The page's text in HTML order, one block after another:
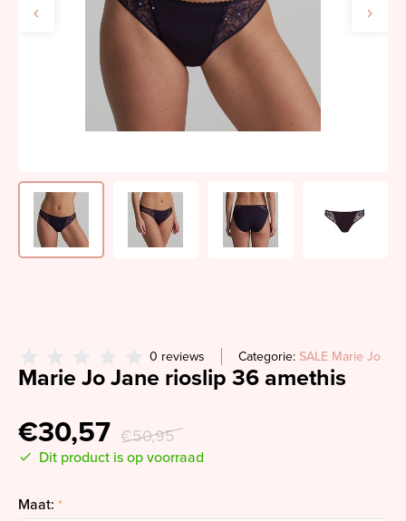
0 reviews Categorie: SALE Marie Jo
Marie Jo Jane rioslip 36 amethis
€30,57 €50,95
Dit product is op voorraad
Maat: *